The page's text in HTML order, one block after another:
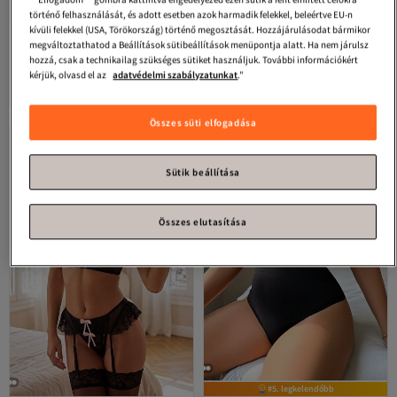
Trendyol Collection
Fahéjas,
aszimmetrikus gallérral, rugalmas
kötött test alulról kapcsokkal
(3330
Ingyenes szállítás 7500 Ft felett
#1. legkedveltebb
Trendyol Collection
Fekete kötött
csipkegallér részletes testhez szabott
ruha TPRAW25BD00007
4.3
Ingyenes szállítás 7500 Ft felett
#5. legkelendőbb
történő felhasználását, és adott esetben azok harmadik felekkel, beleértve EU-n
kívüli felekkel (USA, Törökország) történő megosztását. Hozzájárulásodat bármikor
megváltoztathatod a Beállítások sütibeállítások menüpontja alatt. Ha nem járulsz
hozzá, csak a technikailag szükséges sütiket használjuk. További információkért
kérjük, olvasd el az adatvédelmi szabályzatunkat."
Összes süti elfogadása
Sütik beállítása
Összes elutasítása